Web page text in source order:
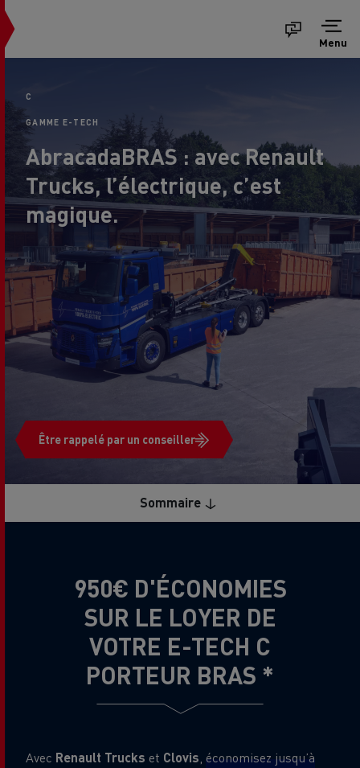
Menu
C
GAMME E-TECH
AbracadaBRAS : avec Renault
Trucks, l’électrique, c’est
magique.
Être rappelé par un conseiller
Sommaire
950€ D'ÉCONOMIES
SUR LE LOYER DE
VOTRE E-TECH C
PORTEUR BRAS *
Avec Renault Trucks et Clovis économisez jusqu’à